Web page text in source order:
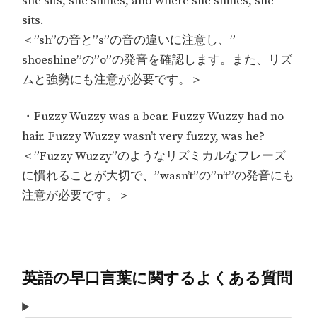
sits.
＜”sh”の音と”s”の音の違いに注意し、”
shoeshine”の”o”の発音を確認します。また、リズ
ムと強勢にも注意が必要です。＞
・Fuzzy Wuzzy was a bear. Fuzzy Wuzzy had no
hair. Fuzzy Wuzzy wasn’t very fuzzy, was he?
＜”Fuzzy Wuzzy”のようなリズミカルなフレーズ
に慣れることが大切で、”wasn’t”の”n’t”の発音にも
注意が必要です。＞
英語の早口言葉に関するよくある質問